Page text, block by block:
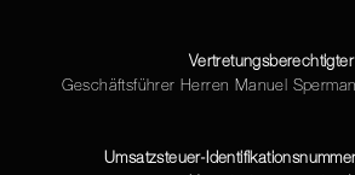
Vertretungsberechtigter
Geschäftsführer Herren Manuel
Umsatzsteuer-